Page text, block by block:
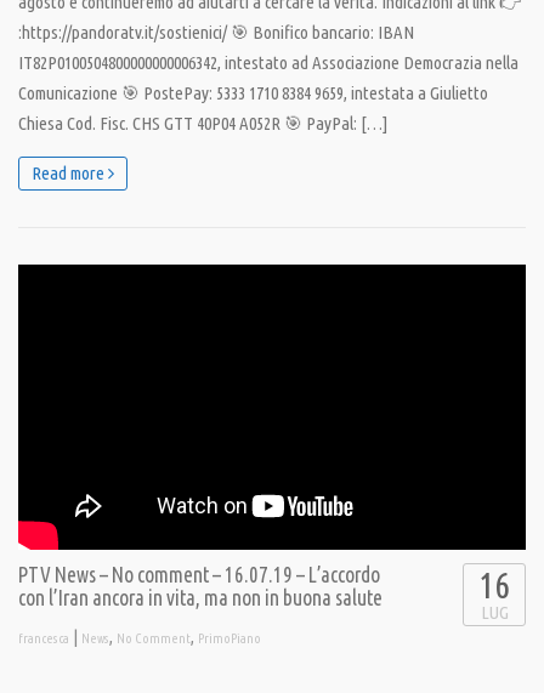
:https://pandoratv.it/sostienici/ 🎯 Bonifico bancario: IBAN
IT82P0100504800000000006342, intestato ad Associazione Democrazia nella
Comunicazione 🎯 PostePay: 5333 1710 8384 9659, intestata a Giulietto
Chiesa Cod. Fisc. CHS GTT 40P04 A052R 🎯 PayPal: […]
Read more
PTV News – No comment – 16.07.19 – L’accordo
con l’Iran ancora in vita, ma non in buona salute
francesca | News, No Comment, PrimoPiano
16
LUG